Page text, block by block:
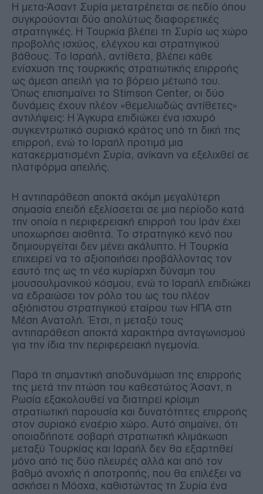
Η μετα-Άσαντ Συρία μετατρέπεται σε πεδίο όπου
συγκρούονται δύο απολύτως διαφορετικές
στρατηγικές. Η Τουρκία βλέπει τη Συρία ως χώρο
προβολής ισχύος, ελέγχου και στρατηγικού
βάθους. Το Ισραήλ, αντίθετα, βλέπει κάθε
ενίσχυση της τουρκικής στρατιωτικής επιρροής
ως άμεση απειλή για το βόρειο μέτωπό του.
Όπως επισημαίνει το Stimson Center, οι δύο
δυνάμεις έχουν πλέον «θεμελιωδώς αντίθετες»
αντιλήψεις: Η Άγκυρα επιδιώκει ένα ισχυρό
συγκεντρωτικό συριακό κράτος υπό τη δική της
επιρροή, ενώ το Ισραήλ προτιμά μια
κατακερματισμένη Συρία, ανίκανη να εξελιχθεί σε
πλατφόρμα απειλής.
Η αντιπαράθεση αποκτά ακόμη μεγαλύτερη
σημασία επειδή εξελίσσεται σε μια περίοδο κατά
την οποία η περιφερειακή επιρροή του Ιράν έχει
υποχωρήσει αισθητά. Το στρατηγικό κενό που
δημιουργείται δεν μένει ακάλυπτο. Η Τουρκία
επιχειρεί να το αξιοποιήσει προβάλλοντας τον
εαυτό της ως τη νέα κυρίαρχη δύναμη του
μουσουλμανικού κόσμου, ενώ το Ισραήλ επιδιώκει
να εδραιώσει τον ρόλο του ως του πλέον
αξιόπιστου στρατηγικού εταίρου των ΗΠΑ στη
Μέση Ανατολή. Έτσι, η μεταξύ τους
αντιπαράθεση αποκτά χαρακτήρα ανταγωνισμού
για την ίδια την περιφερειακή ηγεμονία.
Παρά τη σημαντική αποδυνάμωση της επιρροής
της μετά την πτώση του καθεστώτος Άσαντ, η
Ρωσία εξακολουθεί να διατηρεί κρίσιμη
στρατιωτική παρουσία και δυνατότητες επιρροής
στον συριακό εναέριο χώρο. Αυτό σημαίνει, ότι
οποιαδήποτε σοβαρή στρατιωτική κλιμάκωση
μεταξύ Τουρκίας και Ισραήλ δεν θα εξαρτηθεί
μόνο από τις δύο πλευρές αλλά και από τον
βαθμό ανοχής ή αποτροπής, που θα επιλέξει να
ασκήσει η Μόσχα, καθιστώντας τη Συρία ένα